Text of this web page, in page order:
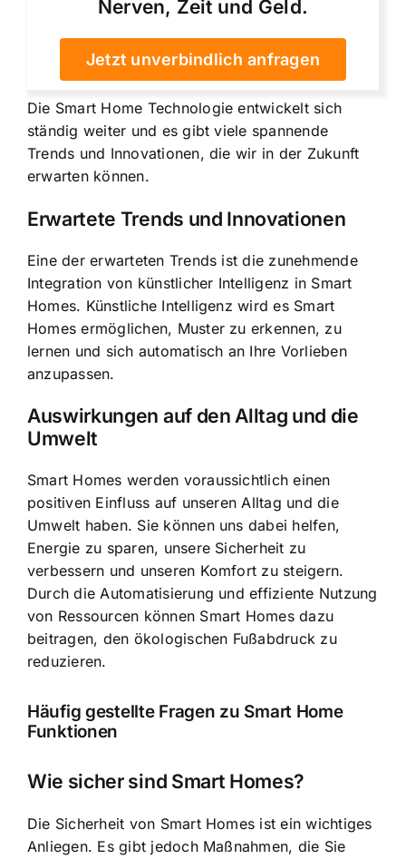
Nerven, Zeit und Geld.
Jetzt unverbindlich anfragen
Die Smart Home Technologie entwickelt sich
ständig weiter und es gibt viele spannende
Trends und Innovationen, die wir in der Zukunft
erwarten können.
Erwartete Trends und Innovationen
Eine der erwarteten Trends ist die zunehmende
Integration von künstlicher Intelligenz in Smart
Homes. Künstliche Intelligenz wird es Smart
Homes ermöglichen, Muster zu erkennen, zu
lernen und sich automatisch an Ihre Vorlieben
anzupassen.
Auswirkungen auf den Alltag und die
Umwelt
Smart Homes werden voraussichtlich einen
positiven Einfluss auf unseren Alltag und die
Umwelt haben. Sie können uns dabei helfen,
Energie zu sparen, unsere Sicherheit zu
verbessern und unseren Komfort zu steigern.
Durch die Automatisierung und effiziente Nutzung
von Ressourcen können Smart Homes dazu
beitragen, den ökologischen Fußabdruck zu
reduzieren.
Häufig gestellte Fragen zu Smart Home
Funktionen
Wie sicher sind Smart Homes?
Die Sicherheit von Smart Homes ist ein wichtiges
Anliegen. Es gibt jedoch Maßnahmen, die Sie